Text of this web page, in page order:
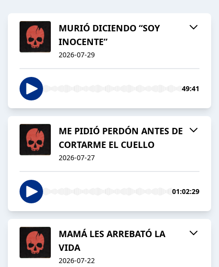
MURIÓ DICIENDO “SOY
INOCENTE”
2026-07-29
49:41
ME PIDIÓ PERDÓN ANTES DE
CORTARME EL CUELLO
2026-07-27
01:02:29
MAMÁ LES ARREBATÓ LA
VIDA
2026-07-22